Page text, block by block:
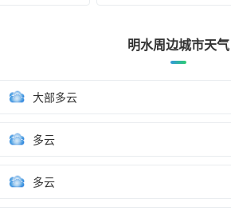
明水周边城市天气
大部多云
多云
多云